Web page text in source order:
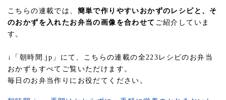
こちらの連載では、 簡単で作りやすいおかずのレシピと、そ
のおかずを入れたお弁当の画像を合わせて ご紹介していま
す。
↓「朝時間.jp」にて、こちらの連載の全223レシピのお弁当
おかずもすべてご覧いただけます。
毎日のお弁当作りにお役だてください。